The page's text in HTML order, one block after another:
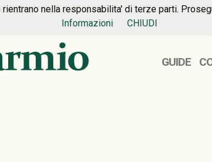
GUIDE
nella responsabilita' di terze parti.
Informazioni
CHIUDI